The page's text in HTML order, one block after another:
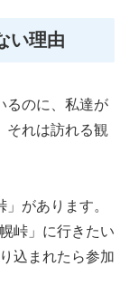
い理由
るのに、私達が
それは訪れる観
があります。
峠」に行きたい
込まれたら参加